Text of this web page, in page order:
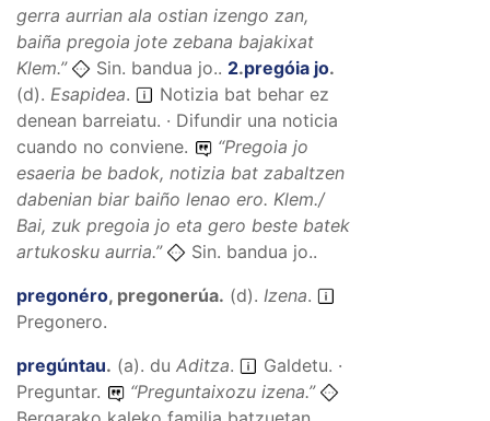
gerra aurrian ala ostian izengo zan,
baiña pregoia jote zebana bajakixat
Klem.”
Sin. bandua jo.. 2.pregóia jo.
(d). Esapidea.
Notizia bat behar ez
denean barreiatu. · Difundir una noticia
cuando no conviene.
“Pregoia jo
esaeria be badok, notizia bat zabaltzen
dabenian biar baiño lenao ero. Klem./
Bai, zuk pregoia jo eta gero beste batek
artukosku aurria.”
Sin. bandua jo..
pregonéro, pregonerúa. (d). Izena.
Pregonero.
pregúntau. (a). du Aditza.
Galdetu. ·
Preguntar.
“Preguntaixozu izena.”